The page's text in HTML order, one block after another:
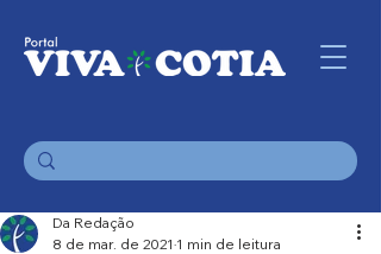
Da Redação
8 de mar. de 2021 1 min de leitura